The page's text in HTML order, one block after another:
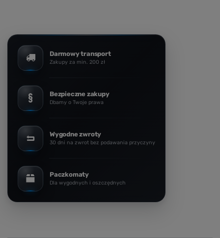
Darmowy transport
Zakupy za min. 200 zł
Bezpieczne zakupy
Dbamy o Twoje prawa
Wygodne zwroty
30 dni na zwrot bez podawania przyczyny
Paczkomaty
Dla wygodnych i oszczędnych